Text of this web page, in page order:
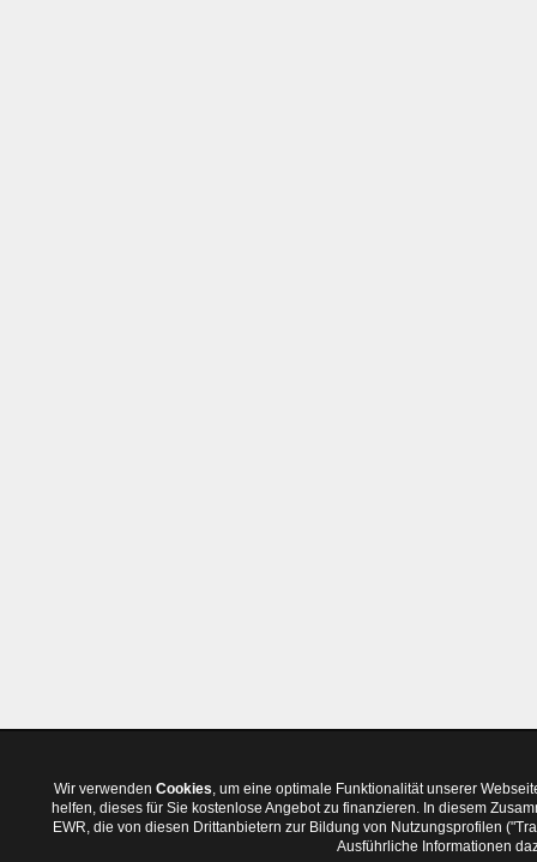
Wir verwenden Cookies, um eine optimale Funktionalität unserer
helfen, dieses für Sie kostenlose Angebot zu finanzieren. In diesem
EWR, die von diesen Drittanbietern zur Bildung von Nutzungsprofilen
Ausführliche Informationen